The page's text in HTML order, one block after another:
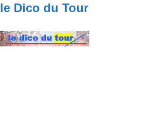
le Dico du Tour